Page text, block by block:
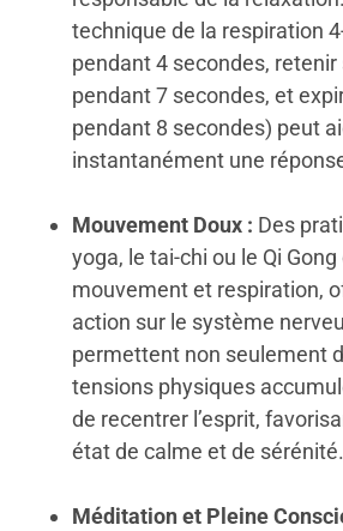
technique de la respiration
pendant 4 secondes,
pendant 7 secondes, et
pendant 8 secondes) peut
instantanément une
Mouvement Doux : Des
yoga, le tai-chi ou le Qi
mouvement et respiration,
action sur le système
permettent non seulement
tensions physiques
de recentrer l’esprit,
état de calme et de sérénité.
Méditation et Pleine